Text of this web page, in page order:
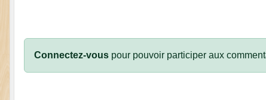
Connectez-vous pour pouvoir participer aux